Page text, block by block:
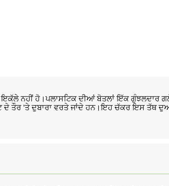
ਇਕੱਲੇ ਨਹੀਂ ਹੋ।ਪਲਾਸਟਿਕ ਦੀਆਂ ਬੋਤਲਾਂ ਇੱਕ ਗੁੰਝਲਦਾਰ
ਤੌਰ 'ਤੇ ਦੁਬਾਰਾ ਵਰਤੇ ਜਾਂਦੇ ਹਨ।ਇਹ ਚੱਕਰ ਇਸ ਤੱਥ